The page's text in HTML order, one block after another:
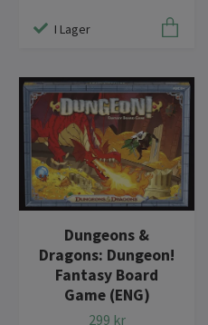
I Lager
Dungeons &
Dragons: Dungeon!
Fantasy Board
Game (ENG)
299 kr